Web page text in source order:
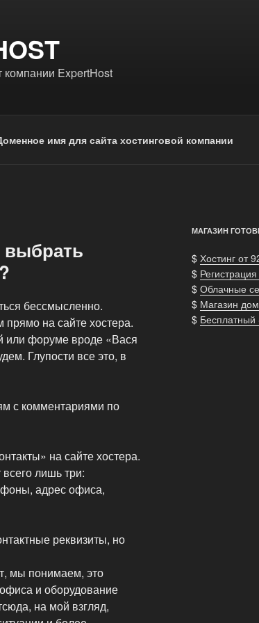
компании ExpertHost
имя для сайта хостинговой компании
выбрать
бессмысленно.
на сайте хостера.
или форуме вроде «Вася
Глупости все это, в
с комментариями по
на сайте хостера.
лишь три:
адрес офиса,
реквизиты, но
мы понимаем, это
и оборудование
на мой взгляд,
МАГАЗИН
$ Хостинг от
$
$ Облачные
$ Магазин
$ Бесплатный